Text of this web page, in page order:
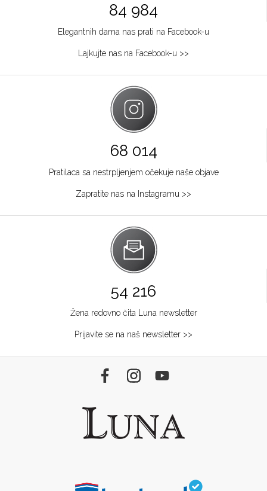
84 984
Elegantnih dama nas prati na Facebook-u
Lajkujte nas na Facebook-u >>
68 014
Pratilaca sa nestrpljenjem očekuje naše objave
Zapratite nas na Instagramu >>
54 216
Žena redovno čita Luna newsletter
Prijavite se na naš newsletter >>